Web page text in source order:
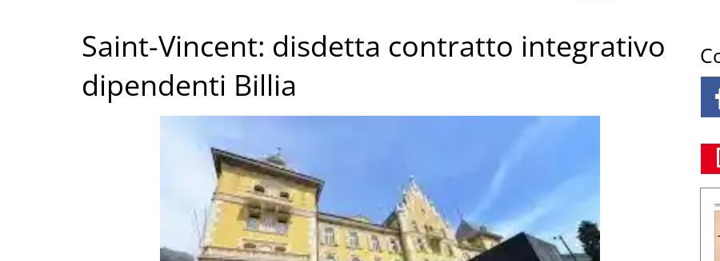
Saint-Vincent: disdetta contratto integrativo
dipendenti Billia